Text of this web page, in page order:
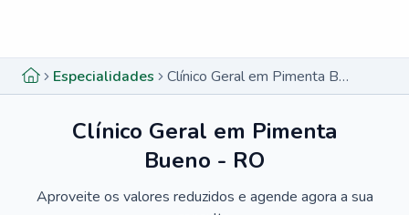
Especialidades Clínico Geral em Pimenta Bueno - RO
Clínico Geral em Pimenta
Bueno - RO
Aproveite os valores reduzidos e agende agora a sua